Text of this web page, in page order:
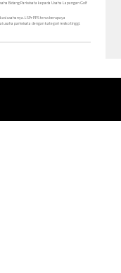
Bidang Pariwisata kepada Usaha Lapangan Golf
usahanya. LSPr PPS terus berupaya
usaha pariwisata dengan kategori resiko tinggi.